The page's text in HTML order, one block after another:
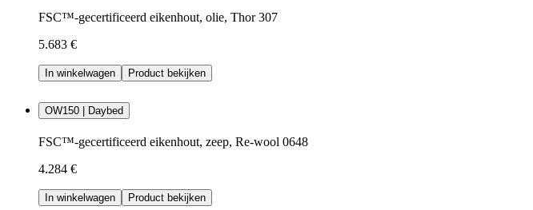
FSC™-gecertificeerd eikenhout, olie, Thor 307
5.683 €
In winkelwagen Product bekijken
OW150 | Daybed
FSC™-gecertificeerd eikenhout, zeep, Re-wool 0648
4.284 €
In winkelwagen Product bekijken